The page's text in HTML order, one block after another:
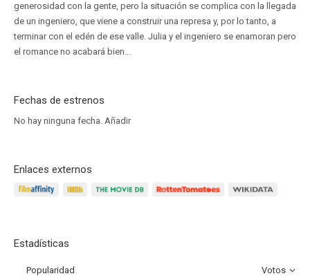
generosidad con la gente, pero la situación se complica con la llegada
de un ingeniero, que viene a construir una represa y, por lo tanto, a
terminar con el edén de ese valle. Julia y el ingeniero se enamoran pero
el romance no acabará bien...
Fechas de estrenos
No hay ninguna fecha. Añadir
Enlaces externos
Estadísticas
Popularidad Votos